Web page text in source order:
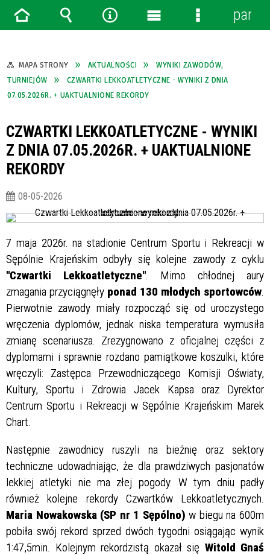
MAPA STRONY AKTUALNOŚCI
WYNIKI ZAWODÓW,
TURNIEJÓW
CZWARTKI LEKKOATLETYCZNE - WYNIKI Z DNIA
07.05.2026R. + UAKTUALNIONE REKORDY
CZWARTKI LEKKOATLETYCZNE - WYNIKI
Z DNIA 07.05.2026R. + UAKTUALNIONE
REKORDY
08-05-2026
7 maja 2026r. na stadionie Centrum Sportu i Rekreacji w
Sępólnie Krajeńskim odbyły się kolejne zawody z cyklu
"Czwartki Lekkoatletyczne" . Mimo chłodnej aury
zmagania przyciągnęły ponad 130 młodych sportowców
Pierwotnie zawody miały rozpocząć się od uroczystego
wręczenia dyplomów, jednak niska temperatura wymusiła
zmianę scenariusza. Zrezygnowano z oficjalnej części z
dyplomami i sprawnie rozdano pamiątkowe koszulki, które
wręczyli: Zastępca Przewodniczącego Komisji Oświaty,
Kultury, Sportu i Zdrowia Jacek Kapsa oraz Dyrektor
Centrum Sportu i Rekreacji w Sępólnie Krajeńskim Marek
Chart.
Następnie zawodnicy ruszyli na bieżnię oraz sektory
techniczne udowadniając, że dla prawdziwych pasjonatów
lekkiej atletyki nie ma złej pogody. W tym dniu padły
również kolejne rekordy Czwartków Lekkoatletycznych.
Maria Nowakowska (SP nr 1 Sępólno) w biegu na 600m
pobiła swój rekord sprzed dwóch tygodni osiągając wynik
1:47,5min. Kolejnym rekordzistą okazał się Witold Gnaś
Strona Wyszukiwarka
NarzędziaMenu
Menu
panel